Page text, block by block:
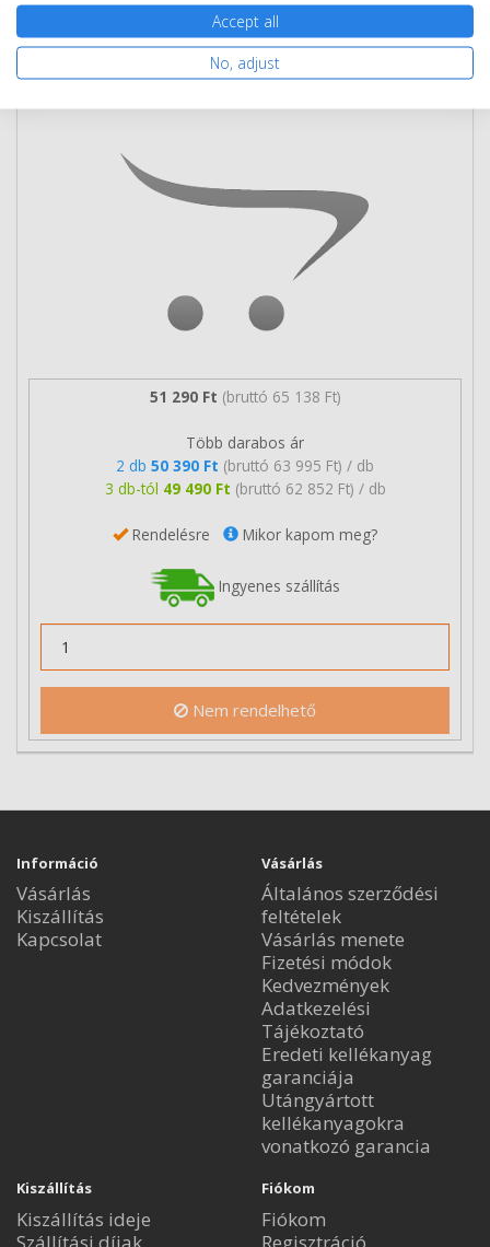
Eredeti Samsung ML-D4550B fekete
toner
51 290 Ft (bruttó 65 138 Ft)
Több darabos ár
2 db 50 390 Ft (bruttó 63 995 Ft) / db
3 db-tól 49 490 Ft (bruttó 62 852 Ft) / db
Rendelésre Mikor kapom meg?
Ingyenes szállítás
Nem rendelhető
Információ
Vásárlás
Kiszállítás
Kapcsolat
Vásárlás
Általános szerződési
feltételek
Vásárlás menete
Fizetési módok
Kedvezmények
Adatkezelési
Tájékoztató
Eredeti kellékanyag
garanciája
Utángyártott
kellékanyagokra
vonatkozó garancia
Kiszállítás
Kiszállítás ideje
Szállítási díjak
Fiókom
Fiókom
Regisztráció
Accept all
No, adjust